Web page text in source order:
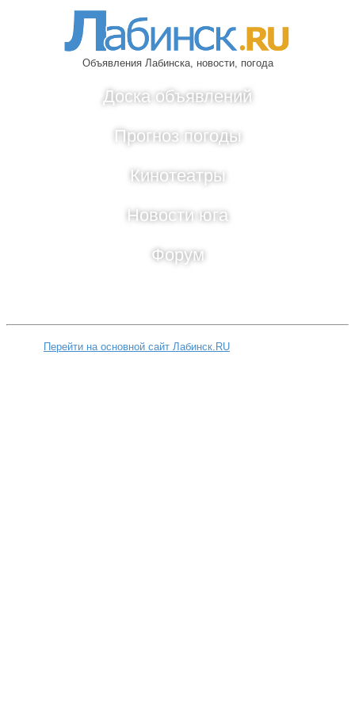
Объявления Лабинска, новости, погода
Доска объявлений
Прогноз погоды
Кинотеатры
Новости юга
Форум
Перейти на основной сайт Лабинск.RU